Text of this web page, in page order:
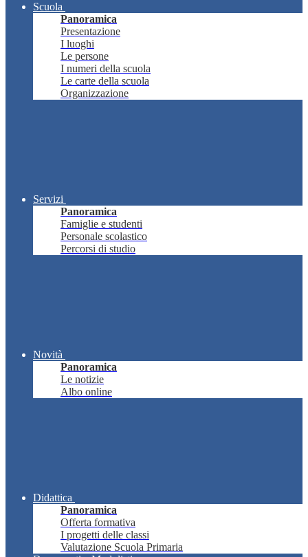
Scuola
Panoramica
Presentazione
I luoghi
Le persone
I numeri della scuola
Le carte della scuola
Organizzazione
Servizi
Panoramica
Famiglie e studenti
Personale scolastico
Percorsi di studio
Novità
Panoramica
Le notizie
Albo online
Didattica
Panoramica
Offerta formativa
I progetti delle classi
Valutazione Scuola Primaria